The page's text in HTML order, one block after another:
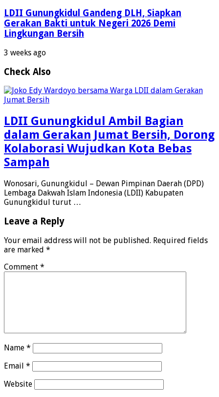
LDII Gunungkidul Gandeng DLH, Siapkan
Gerakan Bakti untuk Negeri 2026 Demi
Lingkungan Bersih
3 weeks ago
Check Also
LDII Gunungkidul Ambil Bagian
dalam Gerakan Jumat Bersih, Dorong
Kolaborasi Wujudkan Kota Bebas
Sampah
Wonosari, Gunungkidul – Dewan Pimpinan Daerah (DPD)
Lembaga Dakwah Islam Indonesia (LDII) Kabupaten
Gunungkidul turut …
Leave a Reply
Your email address will not be published. Required fields
are marked *
Comment *
Name *
Email *
Website